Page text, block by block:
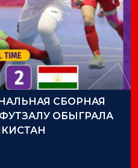
СБОРНАЯ
ОБЫГРАЛА